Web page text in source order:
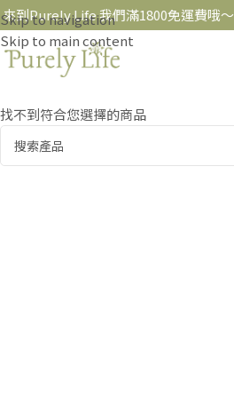
Skip to navigation
Skip to main content
到Purely Life 我們滿1800免運費哦～
找不到符合您選擇的商品